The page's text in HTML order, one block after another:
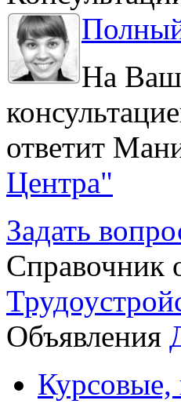
На
ответит
Центра"
Задать
Справочник
Объявления
Курсовые,